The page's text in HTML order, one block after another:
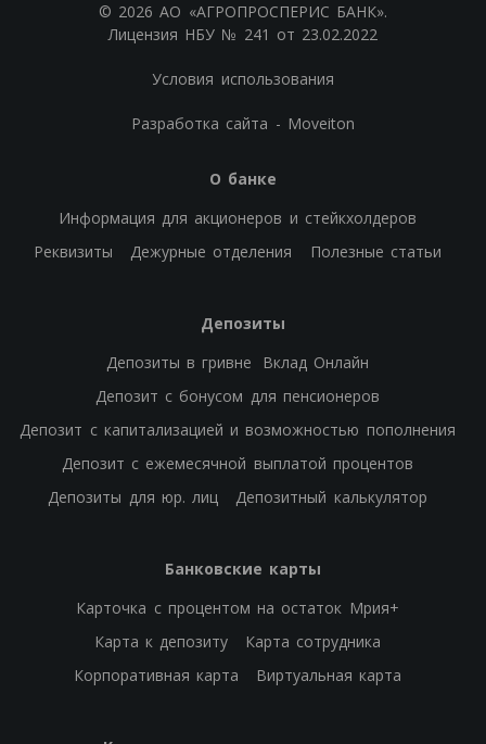
© 2026 АО «АГРОПРОСПЕРИС БАНК».
Лицензия НБУ № 241 от 23.02.2022
Условия использования
Разработка сайта - Moveiton
О банке
Информация для акционеров и стейкхолдеров
Реквизиты
Дежурные отделения Полезные статьи
Депозиты
Депозиты в гривне
Вклад Онлайн
Депозит с бонусом для пенсионеров
Депозит с капитализацией и возможностью пополнения
Депозит с ежемесячной выплатой процентов
Депозиты для юр. лиц
Депозитный калькулятор
Банковские карты
Карточка с процентом на остаток Мрия+
Карта к депозиту
Карта сотрудника
Корпоративная карта
Виртуальная карта